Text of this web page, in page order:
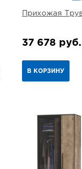
Прихожая
37 678 руб.
В КОРЗИНУ